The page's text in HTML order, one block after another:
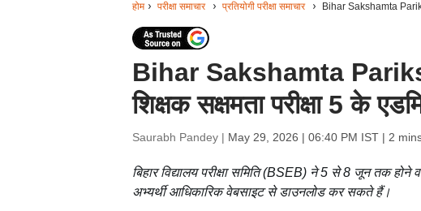
होम परीक्षा समाचार प्रतियोगी परीक्षा समाचार Bihar Sakshamta
Bihar Sakshamta
शिक्षक सक्षमता परीक्षा 5 के
Saurabh Pandey | May 29, 2026 | 06:40 PM IST| 2
बिहार विद्यालय परीक्षा समिति (BSEB) ने 5 से 8 जून तक होने
अभ्यर्थी आधिकारिक वेबसाइट से डाउनलोड कर सकते हैं।